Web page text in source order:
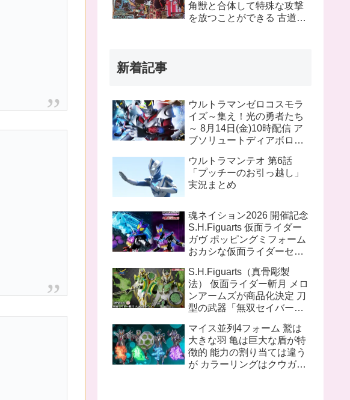
角獣と合体して特殊な攻撃
を放つことができる 古道具
新着記事
ウルトラマンゼロコスモラ
イズ～集え！光の勇者たち
～ 8月14日(金)10時配信 ア
ブソリュートディアボロの
の流れをくむ話か？ オメガ
アーク ブレイザー も参戦す
る模様
ウルトラマンテオ 第6話
「プッチーのお引っ越し」
実況まとめ
魂ネイション2026 開催記念
S.H.Figuarts 仮面ライダー
ガヴ ポッピングミフォーム
おカシな仮面ライダーセッ
法） 仮面ライダー1号／本
郷猛（仮面ライダーTHE
FIRST）
S.H.Figuarts（真骨彫製
法） 仮面ライダー斬月 メロ
ンアームズが商品化決定 刀
型の武器「無双セイバー」
「メロンディフェンダー」
が付属
マイス並列4フォーム 鷲は
大きな羽 亀は巨大な盾が特
徴的 能力の割り当ては違う
が カラーリングはクウガと